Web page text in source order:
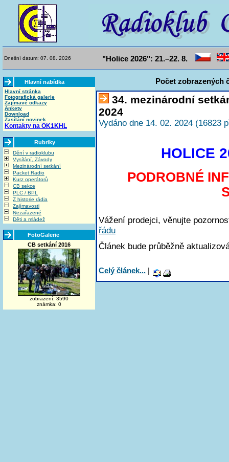
Dnešní datum: 07. 08. 2026 "Holice 2026": 21.–22. 8.
Hlavní nabídka
Hlavní stránka
Fotografická galerie
Zajímavé odkazy
Ankety
Download
Zasílání novinek
Kontakty na OK1KHL
Rubriky
Dění v radioklubu
Vysílání, Závody
Mezinárodní setkání
Packet Radio
Kurz operátorů
CB sekce
PLC / BPL
Z historie rádia
Zajímavosti
Nezařazené
Děti a mládež
FotoGalerie
CB setkání 2016
zobrazení: 3590
známka: 0
Počet zobrazených
34. mezinárodní
2024
Vydáno dne 14. 02. 2024 (16823
HOLICE
PODROBNÉ
Vážení prodejci, věnujte
řádu
Článek bude průběžně
Celý článek... |